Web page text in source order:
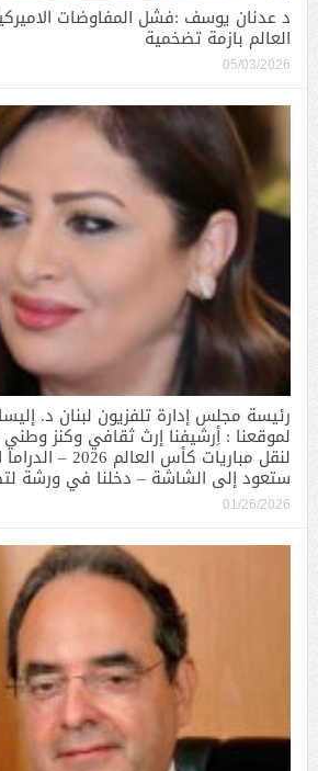
د عدنان يوسف :فشل المفاوضات
العالم بازمة تضخمية
05/03/2026
رئيسة مجلس إدارة تلفزيون لبنان د.
لموقعنا : أِرشيفنا إرث ثقافي وكنز
لنقل مباريات كأس
ستعود إلى الشاشة – دخلنا في ورشة
01/26/2026